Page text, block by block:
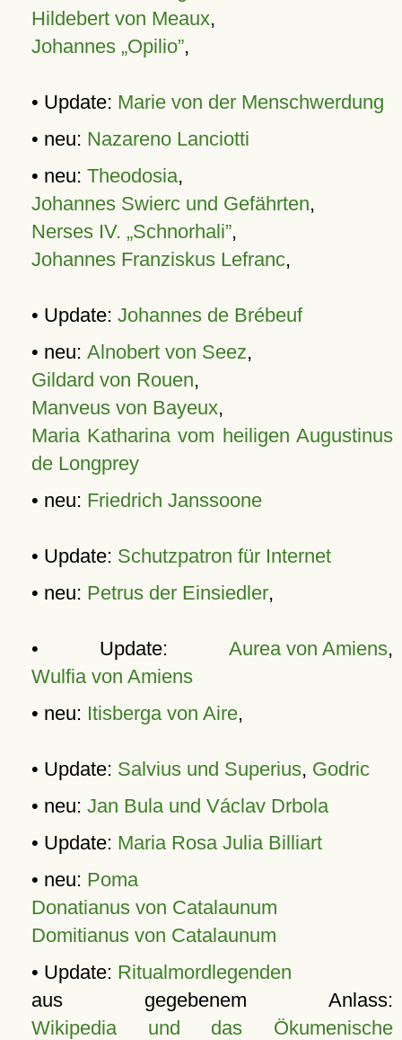
Hildebert von Meaux,
Johannes „Opilio”,
• Update: Marie von der Menschwerdung
• neu: Nazareno Lanciotti
• neu: Theodosia,
Johannes Swierc und Gefährten,
Nerses IV. „Schnorhali”,
Johannes Franziskus Lefranc,
• Update: Johannes de Brébeuf
• neu: Alnobert von Seez,
Gildard von Rouen,
Manveus von Bayeux,
Maria Katharina vom heiligen Augustinus
de Longprey
• neu: Friedrich Janssoone
• Update: Schutzpatron für Internet
• neu: Petrus der Einsiedler,
• Update: Aurea von Amiens,
Wulfia von Amiens
• neu: Itisberga von Aire,
• Update: Salvius und Superius, Godric
• neu: Jan Bula und Václav Drbola
• Update: Maria Rosa Julia Billiart
• neu: Poma
Donatianus von Catalaunum
Domitianus von Catalaunum
• Update: Ritualmordlegenden
aus gegebenem Anlass:
Wikipedia und das Ökumenische